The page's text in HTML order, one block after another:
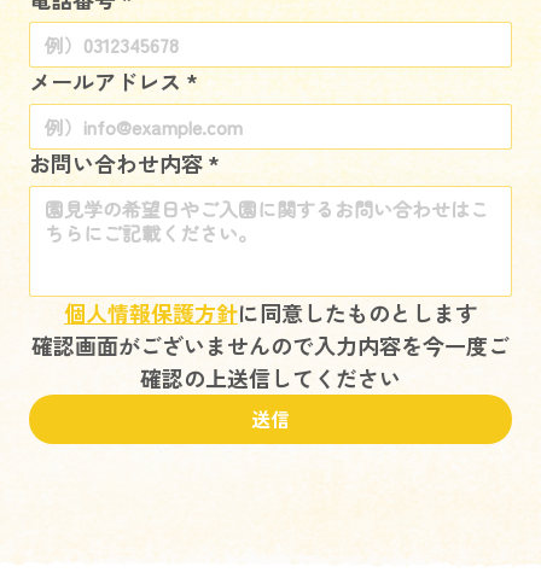
メールアドレス *
お問い合わせ内容*
個人情報保護方針に同意したものとします
確認画面がございませんので入力内容を今一度ご
確認の上送信してください
送信